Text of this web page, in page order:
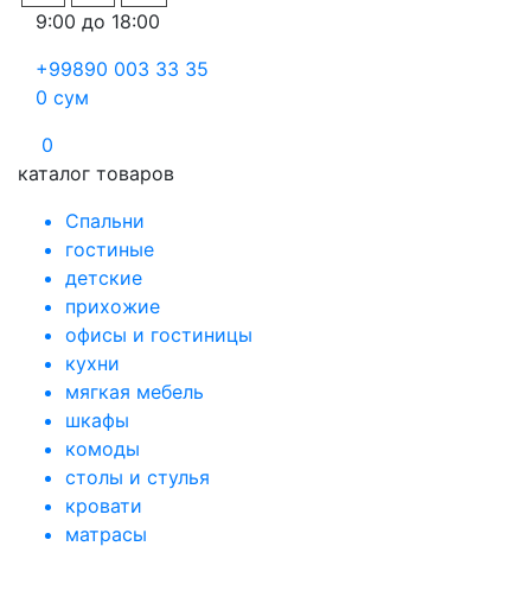
9:00 до 18:00
+99890 003 33 35
0 сум
0
каталог товаров
Спальни
гостиные
детские
прихожие
офисы и гостиницы
кухни
мягкая мебель
шкафы
комоды
столы и стулья
кровати
матрасы